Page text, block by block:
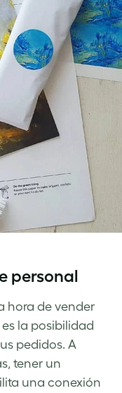
personal
hora de vender
la posibilidad
pedidos. A
tener un
una conexión